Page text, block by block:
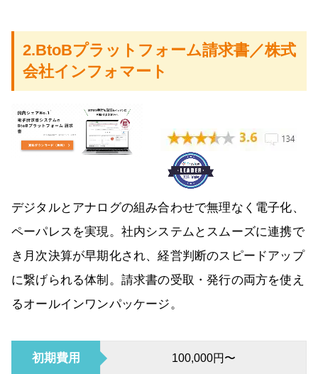
2.BtoBプラットフォーム請求書／株式
会社インフォマート
デジタルとアナログの組み合わせで無理なく電子化、
ペーパレスを実現。社内システムとスムーズに連携で
き月次決算が早期化され、経営判断のスピードアップ
に繋げられる体制。請求書の受取・発行の両方を使え
るオールインワンパッケージ。
初期費用 100,000円〜